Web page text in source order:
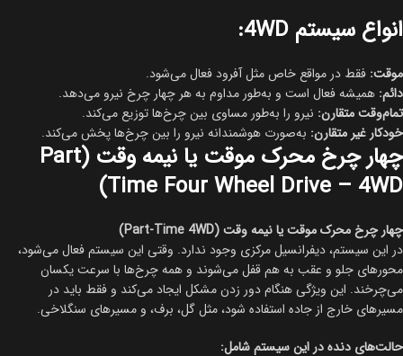
انواع سیستم 4WD:
موقت: فقط در مواقع خاص مثل آفرود فعال می‌شود.
دائم: همیشه فعال است و به‌طور مداوم به هر چهار چرخ نیرو می‌دهد.
تمام‌وقت متقارن: نیرو را به‌طور مساوی بین چرخ‌ها توزیع می‌کند.
خودکار غیر متقارن: به‌صورت هوشمندانه نیرو را بین چرخ‌ها پخش می‌کند.
چهار چرخ محرک موقت یا نیمه وقت (Part
Time Four Wheel Drive – 4WD)
چهار چرخ محرک موقت یا نیمه وقت (Part-Time 4WD)
در این سیستم، دیفرانسیل مرکزی وجود ندارد. وقتی این سیستم فعال می‌شود،
محورهای جلو و عقب به هم قفل می‌شوند و همه چرخ‌ها با سرعت یکسان
می‌چرخند. این ویژگی هنگام دور زدن مشکل ایجاد می‌کند و فقط باید در
مسیرهای خارج از جاده استفاده شود، مثل گل، برف، و مسیرهای سنگلاخی.
حالت‌های دنده در این سیستم شامل: